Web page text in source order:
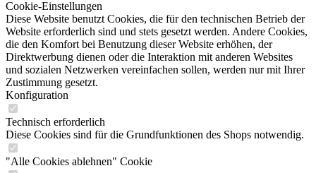
Cookie-Einstellungen
Diese Website benutzt Cookies, die für den technischen Betrieb der
Website erforderlich sind und stets gesetzt werden. Andere Cookies,
die den Komfort bei Benutzung dieser Website erhöhen, der
Direktwerbung dienen oder die Interaktion mit anderen Websites
und sozialen Netzwerken vereinfachen sollen, werden nur mit Ihrer
Zustimmung gesetzt.
Konfiguration
Technisch erforderlich
Diese Cookies sind für die Grundfunktionen des Shops notwendig.
"Alle Cookies ablehnen" Cookie